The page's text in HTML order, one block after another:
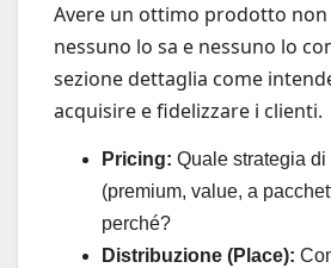
Avere un ottimo prodotto non
nessuno lo sa e nessuno lo
sezione dettaglia come
acquisire e fidelizzare i clienti.
Pricing: Quale strategia
(premium, value, a
perché?
Distribuzione (Place):